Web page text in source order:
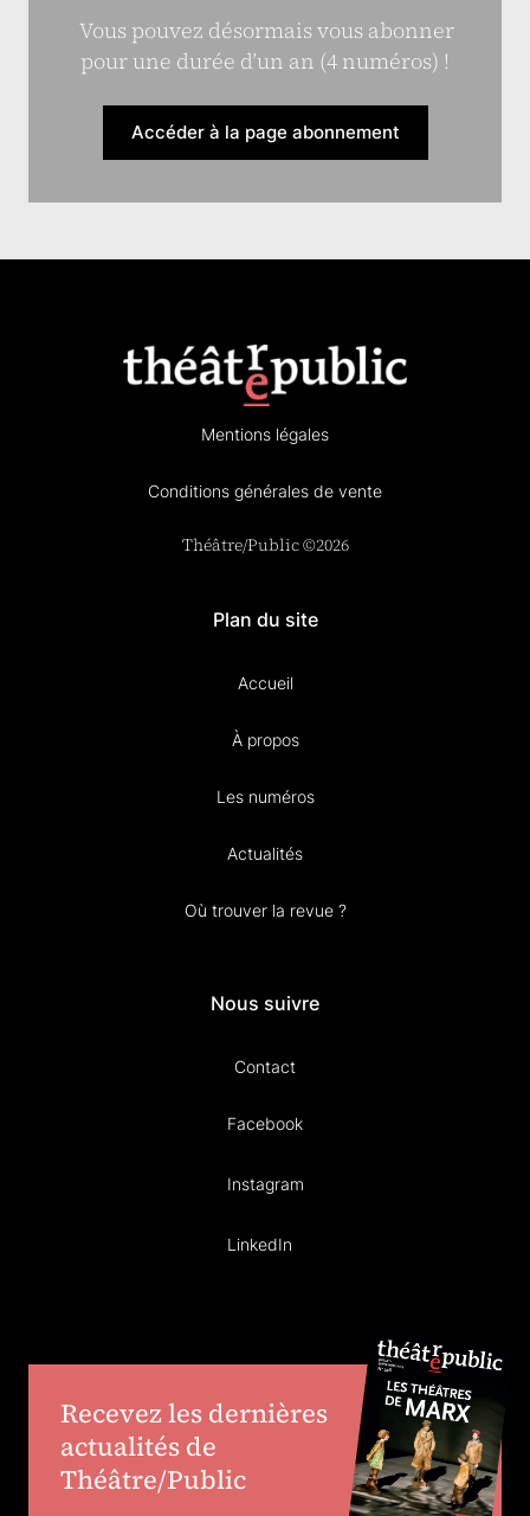
Vous pouvez désormais vous abonner
pour une durée d’un an (4 numéros) !
Accéder à la page abonnement
Mentions légales
Conditions générales de vente
Théâtre/Public ©2026
Plan du site
Accueil
À propos
Les numéros
Actualités
Où trouver la revue ?
Nous suivre
Contact
Facebook
Instagram
LinkedIn
Recevez les dernières
actualités de
Théâtre/Public